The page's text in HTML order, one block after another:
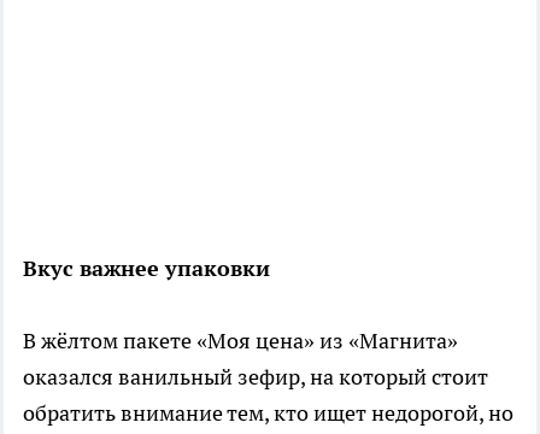
Вкус важнее упаковки
В жёлтом пакете «Моя цена» из «Магнита»
оказался ванильный зефир, на который стоит
обратить внимание тем, кто ищет недорогой, но